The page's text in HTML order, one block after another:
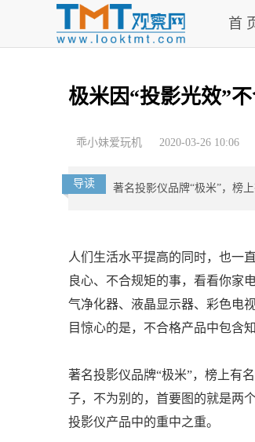
首
极米因“投影光效”
乖小妹爱玩机 2020-03-26 10:06
导读 著名投影仪品牌“极米”，榜
人们生活水平提高的同时，也一
良心、不合规矩的事，看看你家
气净化器、液晶显示器、彩色电
目惊心的是，不合格产品中包含
著名投影仪品牌“极米”，榜上有
子，不为别的，首要图的就是两
投影仪产品中的重中之重。